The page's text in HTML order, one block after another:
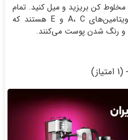
مخلوط کن بریزید و میل کنید. تمام
میوه‌های قرمز سرشار از ویتامین‌های A، C و E هستند که
رنگ شدن پوست می‌کنند.